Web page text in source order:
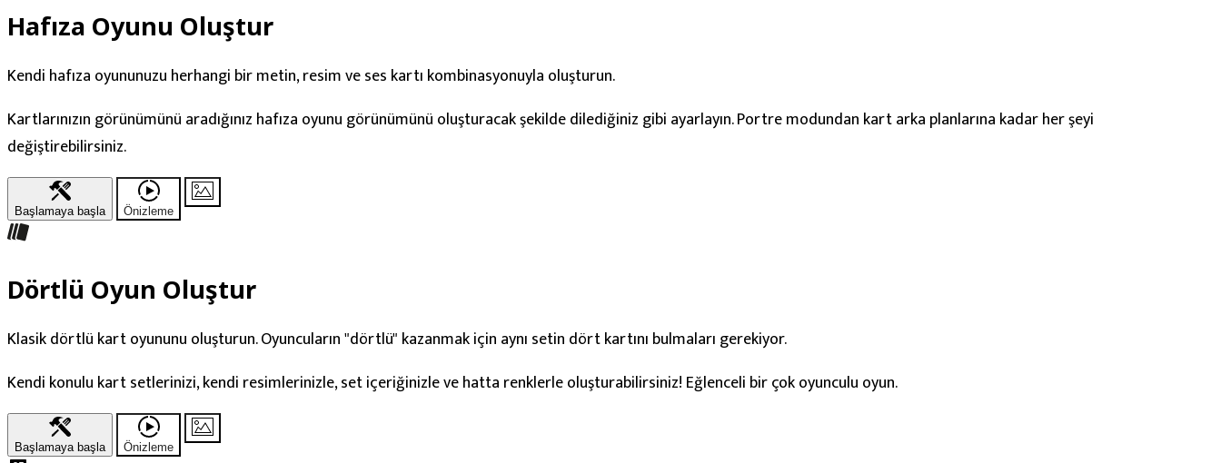
Hafıza Oyunu Oluştur
Kendi hafıza oyununuzu herhangi bir metin, resim ve ses kartı kombinasyonuyla oluşturun.
Kartlarınızın görünümünü aradığınız hafıza oyunu görünümünü oluşturacak şekilde dilediğiniz gibi ayarlayın. Portre modundan kart arka planlarına kadar her şeyi
değiştirebilirsiniz.
Başlamaya başla Önizleme
Dörtlü Oyun Oluştur
Klasik dörtlü kart oyununu oluşturun. Oyuncuların "dörtlü" kazanmak için aynı setin dört kartını bulmaları gerekiyor.
Kendi konulu kart setlerinizi, kendi resimlerinizle, set içeriğinizle ve hatta renklerle oluşturabilirsiniz! Eğlenceli bir çok oyunculu oyun.
Başlamaya başla Önizleme